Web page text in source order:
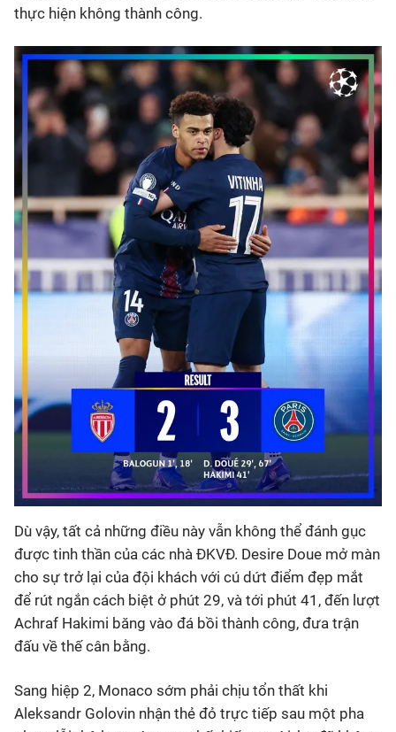
thực hiện không thành công.
Dù vậy, tất cả những điều này vẫn không thể đánh gục
được tinh thần của các nhà ĐKVĐ. Desire Doue mở màn
cho sự trở lại của đội khách với cú dứt điểm đẹp mắt
để rút ngắn cách biệt ở phút 29, và tới phút 41, đến lượt
Achraf Hakimi băng vào đá bồi thành công, đưa trận
đấu về thế cân bằng.
Sang hiệp 2, Monaco sớm phải chịu tổn thất khi
Aleksandr Golovin nhận thẻ đỏ trực tiếp sau một pha